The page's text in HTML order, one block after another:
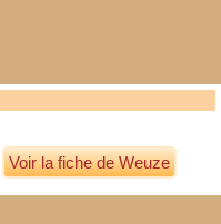
Voir la fiche de Weuze